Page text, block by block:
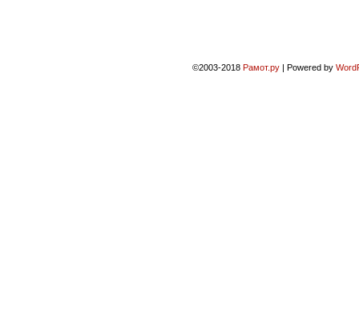
©2003-2018 Рамот.ру | Powered by